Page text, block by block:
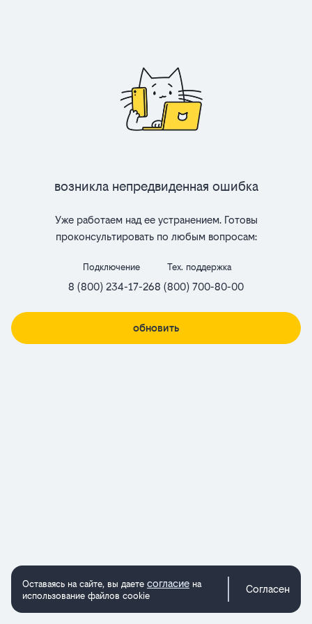
Возникла непредвиденная ошибка
Уже работаем над ее устранением. Готовы
проконсультировать по любым вопросам:
Подключение
8 (800) 234-17-26
Тех. поддержка
8 (800) 700-80-00
обновить
Оставаясь на сайте, вы даете согласие на
использование файлов cookie
Согласен